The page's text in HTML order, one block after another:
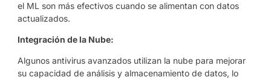
el ML son más efectivos cuando se alimentan con datos
actualizados.
Integración de la Nube:
Algunos antivirus avanzados utilizan la nube para mejorar
su capacidad de análisis y almacenamiento de datos, lo